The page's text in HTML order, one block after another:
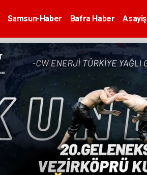
Samsun-Haber Bafra Haber Asayiş